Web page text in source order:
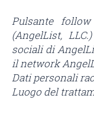
Pulsante
(AngelList,
sociali di
il network
Dati personali
Luogo del